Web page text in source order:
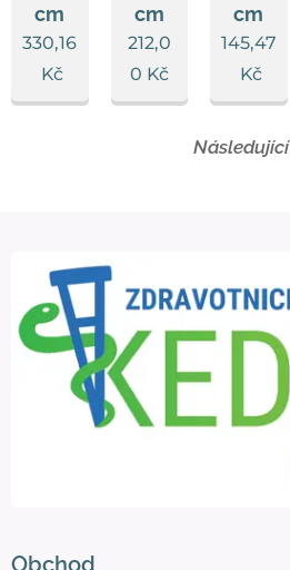
cm
330,16
Kč
cm
212,0
0 Kč
cm
145,47
Kč
Následující
Obchod